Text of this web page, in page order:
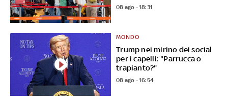
08 ago - 18:31
Trump nei mirino dei social
per i capelli: "Parrucca o
trapianto?"
MONDO
08 ago - 16:54